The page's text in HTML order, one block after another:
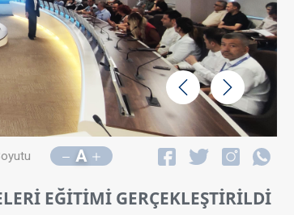
Geri İleri
A
EĞİTİMİ GERÇEKLEŞTİRİLDİ